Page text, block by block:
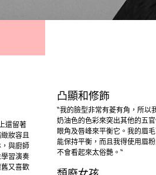
還留著
妝容且
與廚師
習演奏
又喜歡
凸顯和修飾
“我的臉型非常有菱有角，所以
奶油色的色彩來突出其他的五
眼角及唇峰來平衡它。我的眉
能保持平衡，而且我得使用眉
不會看起來太俗艷。“